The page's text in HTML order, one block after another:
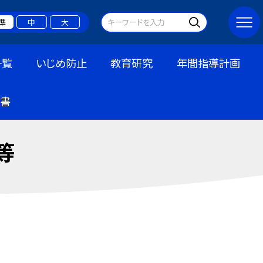
中 大
いじめ防止 教育研究 年間指導計画